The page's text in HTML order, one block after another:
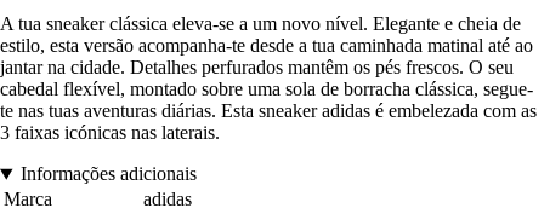
A tua sneaker clássica eleva-se a um novo nível. Elegante e cheia de
estilo, esta versão acompanha-te desde a tua caminhada matinal até ao
jantar na cidade. Detalhes perfurados mantêm os pés frescos. O seu
cabedal flexível, montado sobre uma sola de borracha clássica, segue-
te nas tuas aventuras diárias. Esta sneaker adidas é embelezada com as
3 faixas icónicas nas laterais.
Informações adicionais
Marca
adidas